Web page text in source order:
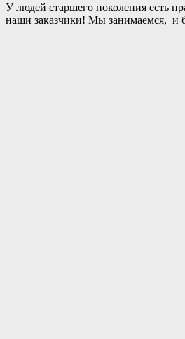
У людей старшего поколения есть
наши заказчики! Мы занимаемся, и